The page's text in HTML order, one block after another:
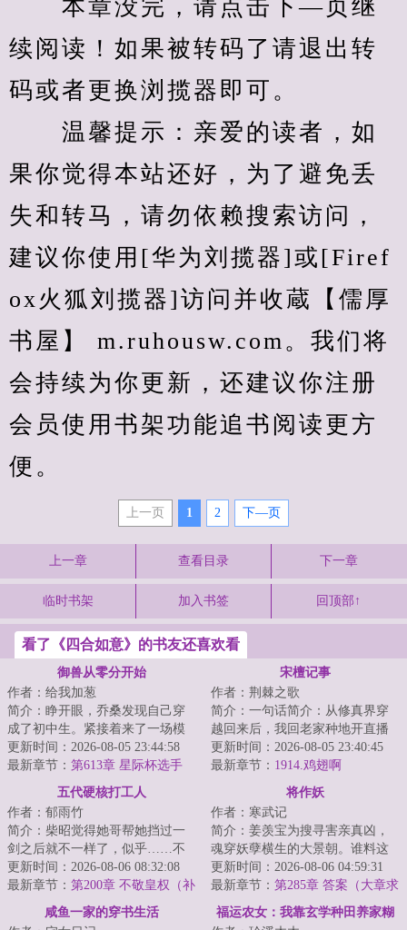
本章没完，请点击下—页继
续阅读！如果被转码了请退出转
码或者更换浏揽器即可。
温馨提示：亲爱的读者，如
果你觉得本站还好，为了避免丢
失和转马，请勿依赖搜索访问，
建议你使用[华为刘揽器]或[Firef
ox火狐刘揽器]访问并收蔵【儒厚
书屋】 m.ruhousw.com。我们将
会持续为你更新，还建议你注册
会员使用书架功能追书阅读更方
便。
上一页 1 2 下—页
上一章 查看目录 下一章
临时书架 加入书签 回顶部↑
看了《四合如意》的书友还喜欢看
御兽从零分开始
作者：给我加葱
简介：睁开眼，乔桑发现自己穿
成了初中生。紧接着来了一场模
拟考。毕业她怕了吗？她怕
了……这考的都什么...
更新时间：2026-08-05 23:44:58
最新章节： 第613章 星际杯选手
（二合一）
宋檀记事
作者：荆棘之歌
简介：一句话简介：从修真界穿
越回来后，我回老家种地开直播
卖菜了！修成金丹渡劫失败的宋
檀回到现代，发...
更新时间：2026-08-05 23:40:45
最新章节： 1914.鸡翅啊
五代硬核打工人
作者：郁雨竹
简介：柴昭觉得她哥帮她挡过一
剑之后就不一样了，似乎……不
是他了。他总会说些郑先生都没
听过的，她听起...
更新时间：2026-08-06 08:32:08
最新章节： 第200章 不敬皇权（补
更昨天）
将作妖
作者：寒武记
简介：姜羡宝为搜寻害亲真凶，
魂穿妖孽横生的大景朝。谁料这
里破案，不看证据，只靠卦师！
这不巧了嘛？！...
更新时间：2026-08-06 04:59:31
最新章节： 第285章 答案（大章求
月票）
咸鱼一家的穿书生活
福运农女：我靠玄学种田养家糊